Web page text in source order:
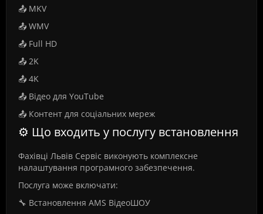
📤 MKV
📤 WMV
📤 Full HD
📤 2K
📤 4K
📤 Відео для YouTube
📤 Контент для соціальних мереж
⚙️ Що входить у послугу встановлення
Фахівці Львів Сервіс виконують комплексне
налаштування програмного забезпечення.
Послуга може включати:
🔧 Встановлення AMS ВідеоШОУ